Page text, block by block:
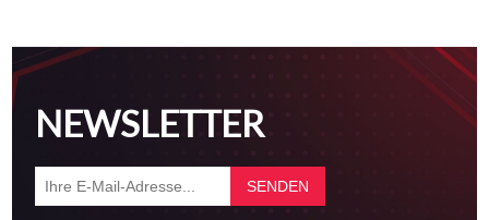
NEWSLETTER